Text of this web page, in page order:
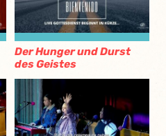
Der Hunger und Durst
des Geistes